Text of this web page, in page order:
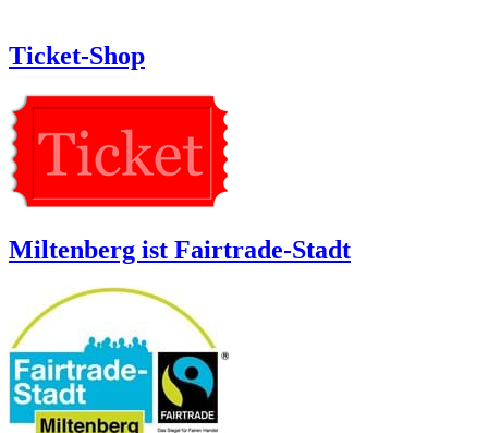
Ticket-Shop
Miltenberg ist Fairtrade-Stadt